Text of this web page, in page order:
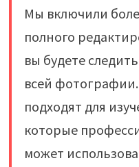
Мы включили
полного
вы будете
всей
подходят для
которые
может